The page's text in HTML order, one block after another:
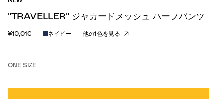
"TRAVELLER" ジャカードメッシュ ハーフパンツ
¥10,010 ネイビー 他の1色を見る
ONE SIZE